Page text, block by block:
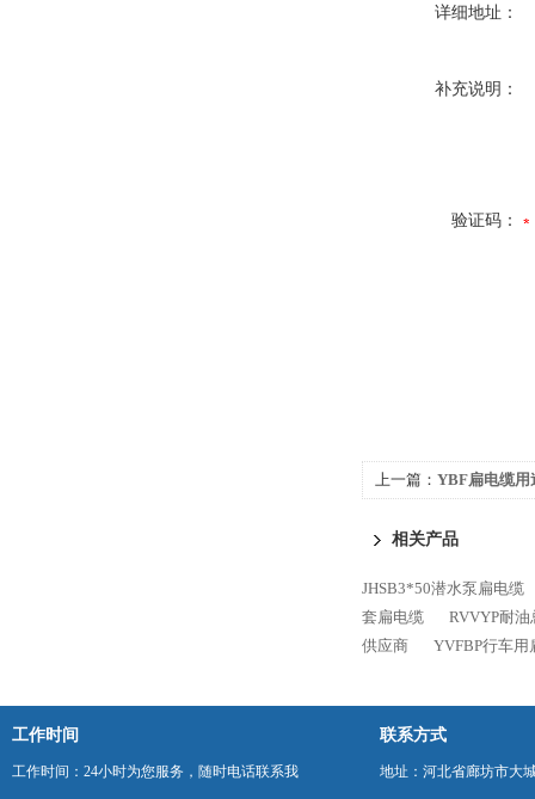
详细地址：
补充说明：
验证码：
上一篇： YBF扁电缆用
相关产品
JHSB3*50潜水泵扁电缆
套扁电缆
RVVYP耐
供应商
YVFBP行车用
工作时间
工作时间：24小时为您服务，随时电话联系我
联系方式
地址：河北省廊坊市大